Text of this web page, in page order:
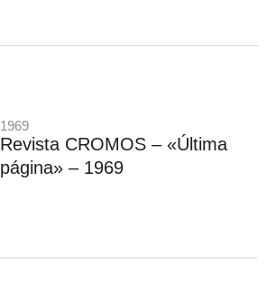
1969
Revista CROMOS – «Última
página» – 1969